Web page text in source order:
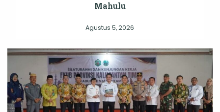
Mahulu
Agustus 5, 2026